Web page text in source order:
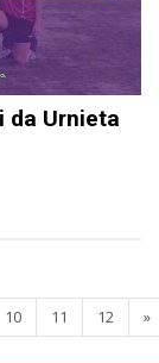
da Urnieta
10 11 12 »